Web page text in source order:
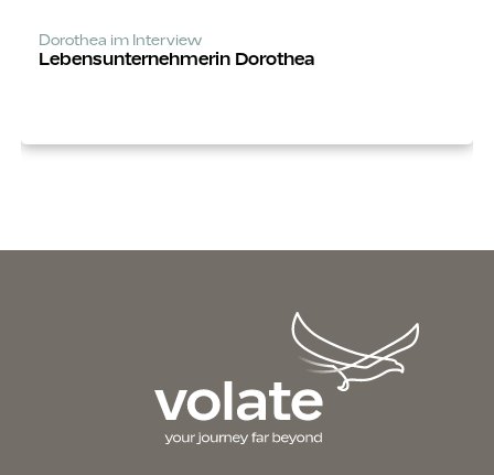
Dorothea im Interview
Lebens­unter­­nehmerin Dorothea